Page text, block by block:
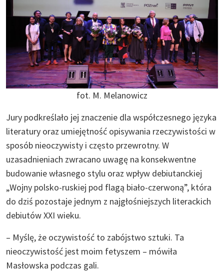
fot. M. Melanowicz
Jury podkreślało jej znaczenie dla współczesnego języka
literatury oraz umiejętność opisywania rzeczywistości w
sposób nieoczywisty i często przewrotny. W
uzasadnieniach zwracano uwagę na konsekwentne
budowanie własnego stylu oraz wpływ debiutanckiej
„Wojny polsko-ruskiej pod flagą biało-czerwoną”, która
do dziś pozostaje jednym z najgłośniejszych literackich
debiutów XXI wieku.
– Myślę, że oczywistość to zabójstwo sztuki. Ta
nieoczywistość jest moim fetyszem – mówiła
Masłowska podczas gali.